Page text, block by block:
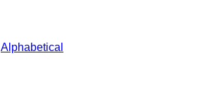
Alphabetical